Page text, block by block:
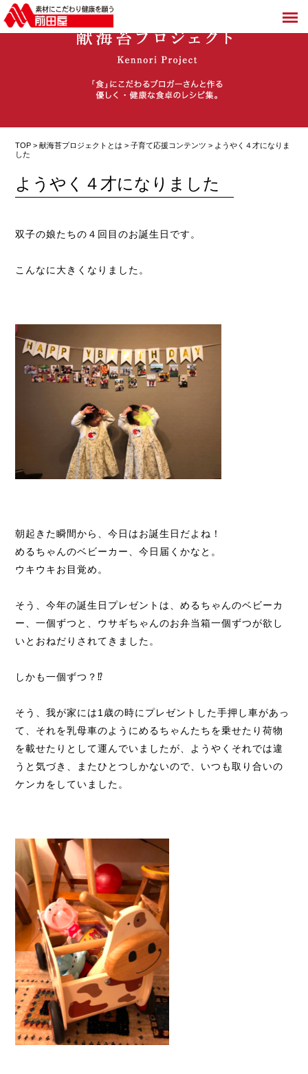
TOP >献海苔プロジェクトとは >子育て応援コンテンツ> ようやく４才になりま
した
ようやく４才になりました
双子の娘たちの４回目のお誕生日です。
こんなに大きくなりました。
朝起きた瞬間から、今日はお誕生日だよね！
めるちゃんのベビーカー、今日届くかなと。
ウキウキお目覚め。
そう、今年の誕生日プレゼントは、めるちゃんのベビーカ
ー、一個ずつと、ウサギちゃんのお弁当箱一個ずつが欲し
いとおねだりされてきました。
しかも一個ずつ？⁉️
そう、我が家には1歳の時にプレゼントした手押し車があっ
て、それを乳母車のようにめるちゃんたちを乗せたり荷物
を載せたりとして運んでいましたが、ようやくそれでは違
うと気づき、またひとつしかないので、いつも取り合いの
ケンカをしていました。